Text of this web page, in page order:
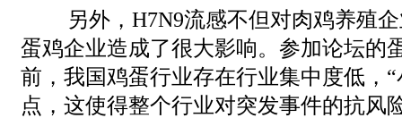
另外，H7N9流感不但对肉鸡养殖
蛋鸡企业造成了很大影响。参加论坛的
前，我国鸡蛋行业存在行业集中度低，
点，这使得整个行业对突发事件的抗风